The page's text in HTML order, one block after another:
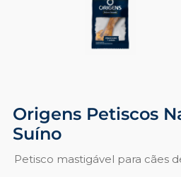
Origens Petiscos
Suíno
Petisco mastigável para cães